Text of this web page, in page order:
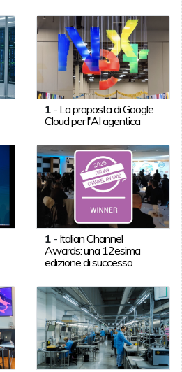
1 - La proposta di Google
Cloud per l'AI agentica
1 - Italian Channel
Awards: una 12esima
edizione di successo